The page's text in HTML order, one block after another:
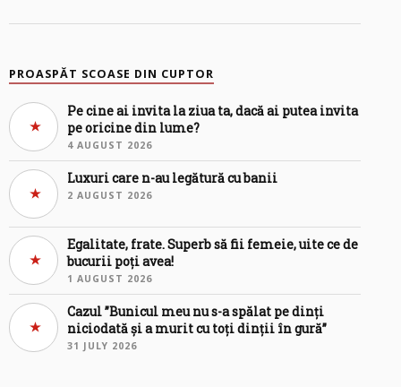
PROASPĂT SCOASE DIN CUPTOR
Pe cine ai invita la ziua ta, dacă ai putea invita
pe oricine din lume?
4 AUGUST 2026
Luxuri care n-au legătură cu banii
2 AUGUST 2026
Egalitate, frate. Superb să fii femeie, uite ce de
bucurii poți avea!
1 AUGUST 2026
Cazul ”Bunicul meu nu s-a spălat pe dinți
niciodată și a murit cu toți dinții în gură”
31 JULY 2026